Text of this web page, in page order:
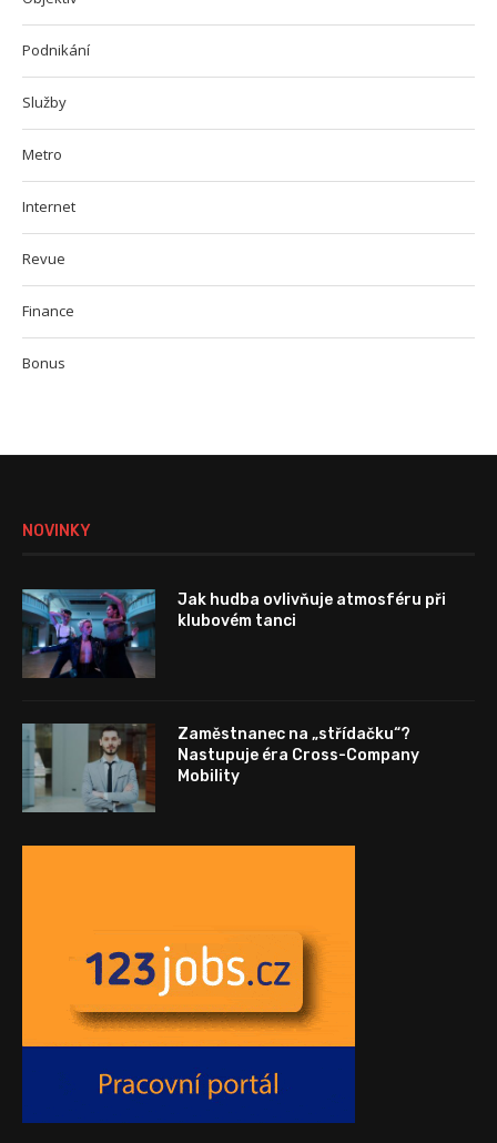
Podnikání
Služby
Metro
Internet
Revue
Finance
Bonus
NOVINKY
Jak hudba ovlivňuje atmosféru při
klubovém tanci
Zaměstnanec na „střídačku“?
Nastupuje éra Cross-Company
Mobility